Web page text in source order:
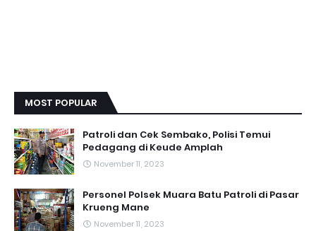
MOST POPULAR
Patroli dan Cek Sembako, Polisi Temui
Pedagang di Keude Amplah
November 11, 2023
Personel Polsek Muara Batu Patroli di Pasar
Krueng Mane
November 11, 2023